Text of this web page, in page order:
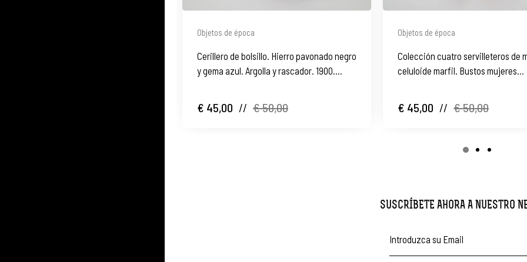
Objetos de época
Cerillero de bolsillo. Hierro pavonado negro
y gema azul. Argolla y rascador. 1900.
€ 45,00 // € 50,00
Objetos de época
Colección cuatro servilleteros de
celuloide marfil. Bustos mujeres
€ 45,00 // € 50,00
SUSCRÍBETE AHORA A NUESTRO